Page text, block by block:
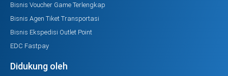
Bisnis Voucher Game Terlengkap
Bisnis Agen Tiket Transportasi
Bisnis Ekspedisi Outlet Point
EDC Fastpay
Didukung oleh